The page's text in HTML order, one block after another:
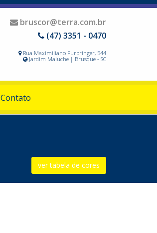
bruscor@terra.com.br
(47) 3351 - 0470
Rua Maximiliano Furbringer, 544
Jardim Maluche | Brusque - SC
Contato
ver tabela de cores